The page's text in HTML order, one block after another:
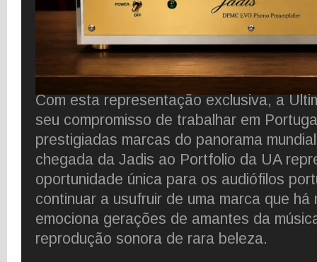
Com esta representação exclusiva, a
seu compromisso de trabalhar em
prestigiadas marcas do panorama
chegada da Jadis ao Portfolio da UA
oportunidade única para os audiófilos
continuar a usufruir de uma marca que há
emociona gerações de amantes da
reprodução sonora de rara beleza.